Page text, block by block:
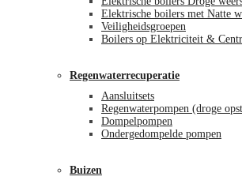
Elektrische boilers met Natte
Veiligheidsgroepen
Boilers op Elektriciteit &
Regenwaterrecuperatie
Aansluitsets
Regenwaterpompen (droge
Dompelpompen
Ondergedompelde pompen
Buizen